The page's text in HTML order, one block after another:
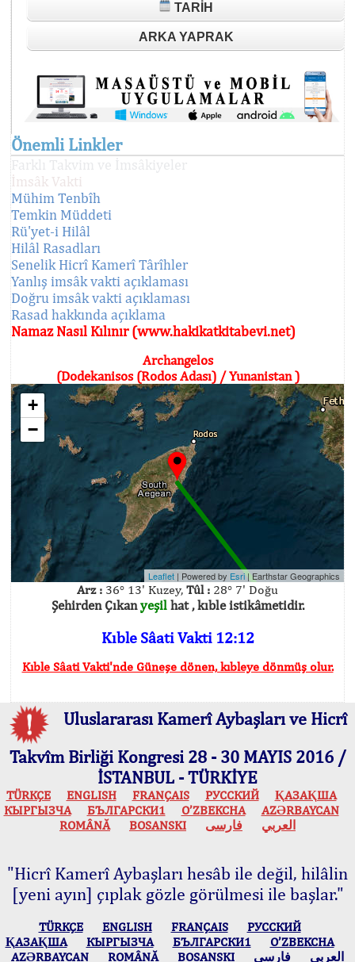
TARIH
ARKA YAPRAK
Önemli Linkler
İmsâk Vakti
Mühim Tenbîh
Temkin Müddeti
Rü'yet-i Hilâl
Hilâl Rasadları
Senelik Hicrî Kamerî Târîhler
Yanlış imsâk vakti açıklaması
Doğru imsâk vakti açıklaması
Rasad hakkında açıklama
Namaz Nasıl Kılınır (www.hakikatkitabevi.net)
Archangelos
(Dodekanisos (Rodos Adası) / Yunanistan )
+
−
Leaflet | Powered by Esri|Earthstar Geographics
Arz : 36° 13' Kuzey, Tûl : 28° 7' Doğu
Şehirden Çıkanyeşilhat , kıble istikâmetidir.
Kıble Sâati Vakti 12:12
Kıble Sâati Vakti'nde Güneşe dönen, kıbleye dönmüş olur.
Uluslararası Kamerî Aybaşları ve Hicrî
Takvîm Birliği Kongresi 28 - 30 MAYIS 2016 /
İSTANBUL - TÜRKİYE
TÜRKÇE ENGLISH FRANÇAIS РУССКИЙ
ҚАЗАҚША
КЫPГЫЗЧA
БЪЛГАРСКИ1 O’ZBEKCHA
AZӘRBAYCAN
ROMÂNĂ
BOSANSKI العربي فارسی
"Hicrî Kamerî Aybaşları hesâb ile değil, hilâlin
[yeni ayın] çıplak gözle görülmesi ile başlar."
TÜRKÇE ENGLISH FRANÇAIS
РУССКИЙ
ҚАЗАҚША
КЫPГЫЗЧA БЪЛГАРСКИ1
O’ZBEKCHA
AZӘRBAYCAN
ROMÂNĂ BOSANSKI العربي فارسی